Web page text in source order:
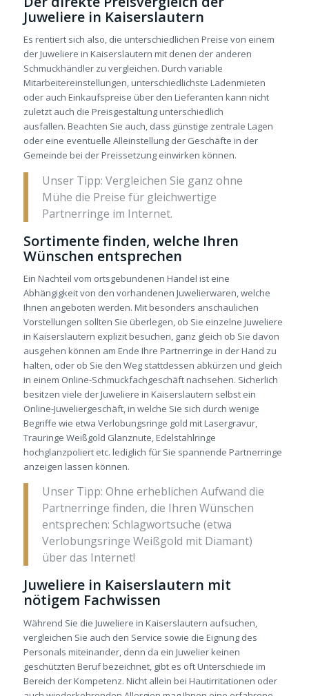
Juweliere in Kaiserslautern
Es rentiert sich also, die unterschiedlichen Preise von einem
der Juweliere in Kaiserslautern mit denen der anderen
Schmuckhändler zu vergleichen. Durch variable
Mitarbeitereinstellungen, unterschiedlichste Ladenmieten
oder auch Einkaufspreise über den Lieferanten kann nicht
zuletzt auch die Preisgestaltung unterschiedlich
ausfallen. Beachten Sie auch, dass günstige zentrale Lagen
oder eine eventuelle Alleinstellung der Geschäfte in der
Gemeinde bei der Preissetzung einwirken können.
Unser Tipp: Vergleichen Sie ganz ohne
Mühe die Preise für gleichwertige
Partnerringe im Internet.
Sortimente finden, welche Ihren
Wünschen entsprechen
Ein Nachteil vom ortsgebundenen Handel ist eine
Abhängigkeit von den vorhandenen Juwelierwaren, welche
Ihnen angeboten werden. Mit besonders anschaulichen
Vorstellungen sollten Sie überlegen, ob Sie einzelne Juweliere
in Kaiserslautern explizit besuchen, ganz gleich ob Sie davon
ausgehen können am Ende Ihre Partnerringe in der Hand zu
halten, oder ob Sie den Weg stattdessen abkürzen und gleich
in einem Online-Schmuckfachgeschäft nachsehen. Sicherlich
besitzen viele der Juweliere in Kaiserslautern selbst ein
Online-Juweliergeschäft, in welche Sie sich durch wenige
Begriffe wie etwa Verlobungsringe gold mit Lasergravur,
Trauringe Weißgold Glanznute, Edelstahlringe
hochglanzpoliert etc. lediglich für Sie spannende Partnerringe
anzeigen lassen können.
Unser Tipp: Ohne erheblichen Aufwand die
Partnerringe finden, die Ihren Wünschen
entsprechen: Schlagwortsuche (etwa
Verlobungsringe Weißgold mit Diamant)
über das Internet!
Juweliere in Kaiserslautern mit
nötigem Fachwissen
Während Sie die Juweliere in Kaiserslautern aufsuchen,
vergleichen Sie auch den Service sowie die Eignung des
Personals miteinander, denn da ein Juwelier keinen
geschützten Beruf bezeichnet, gibt es oft Unterschiede im
Bereich der Kompetenz. Nicht allein bei Hautirritationen oder